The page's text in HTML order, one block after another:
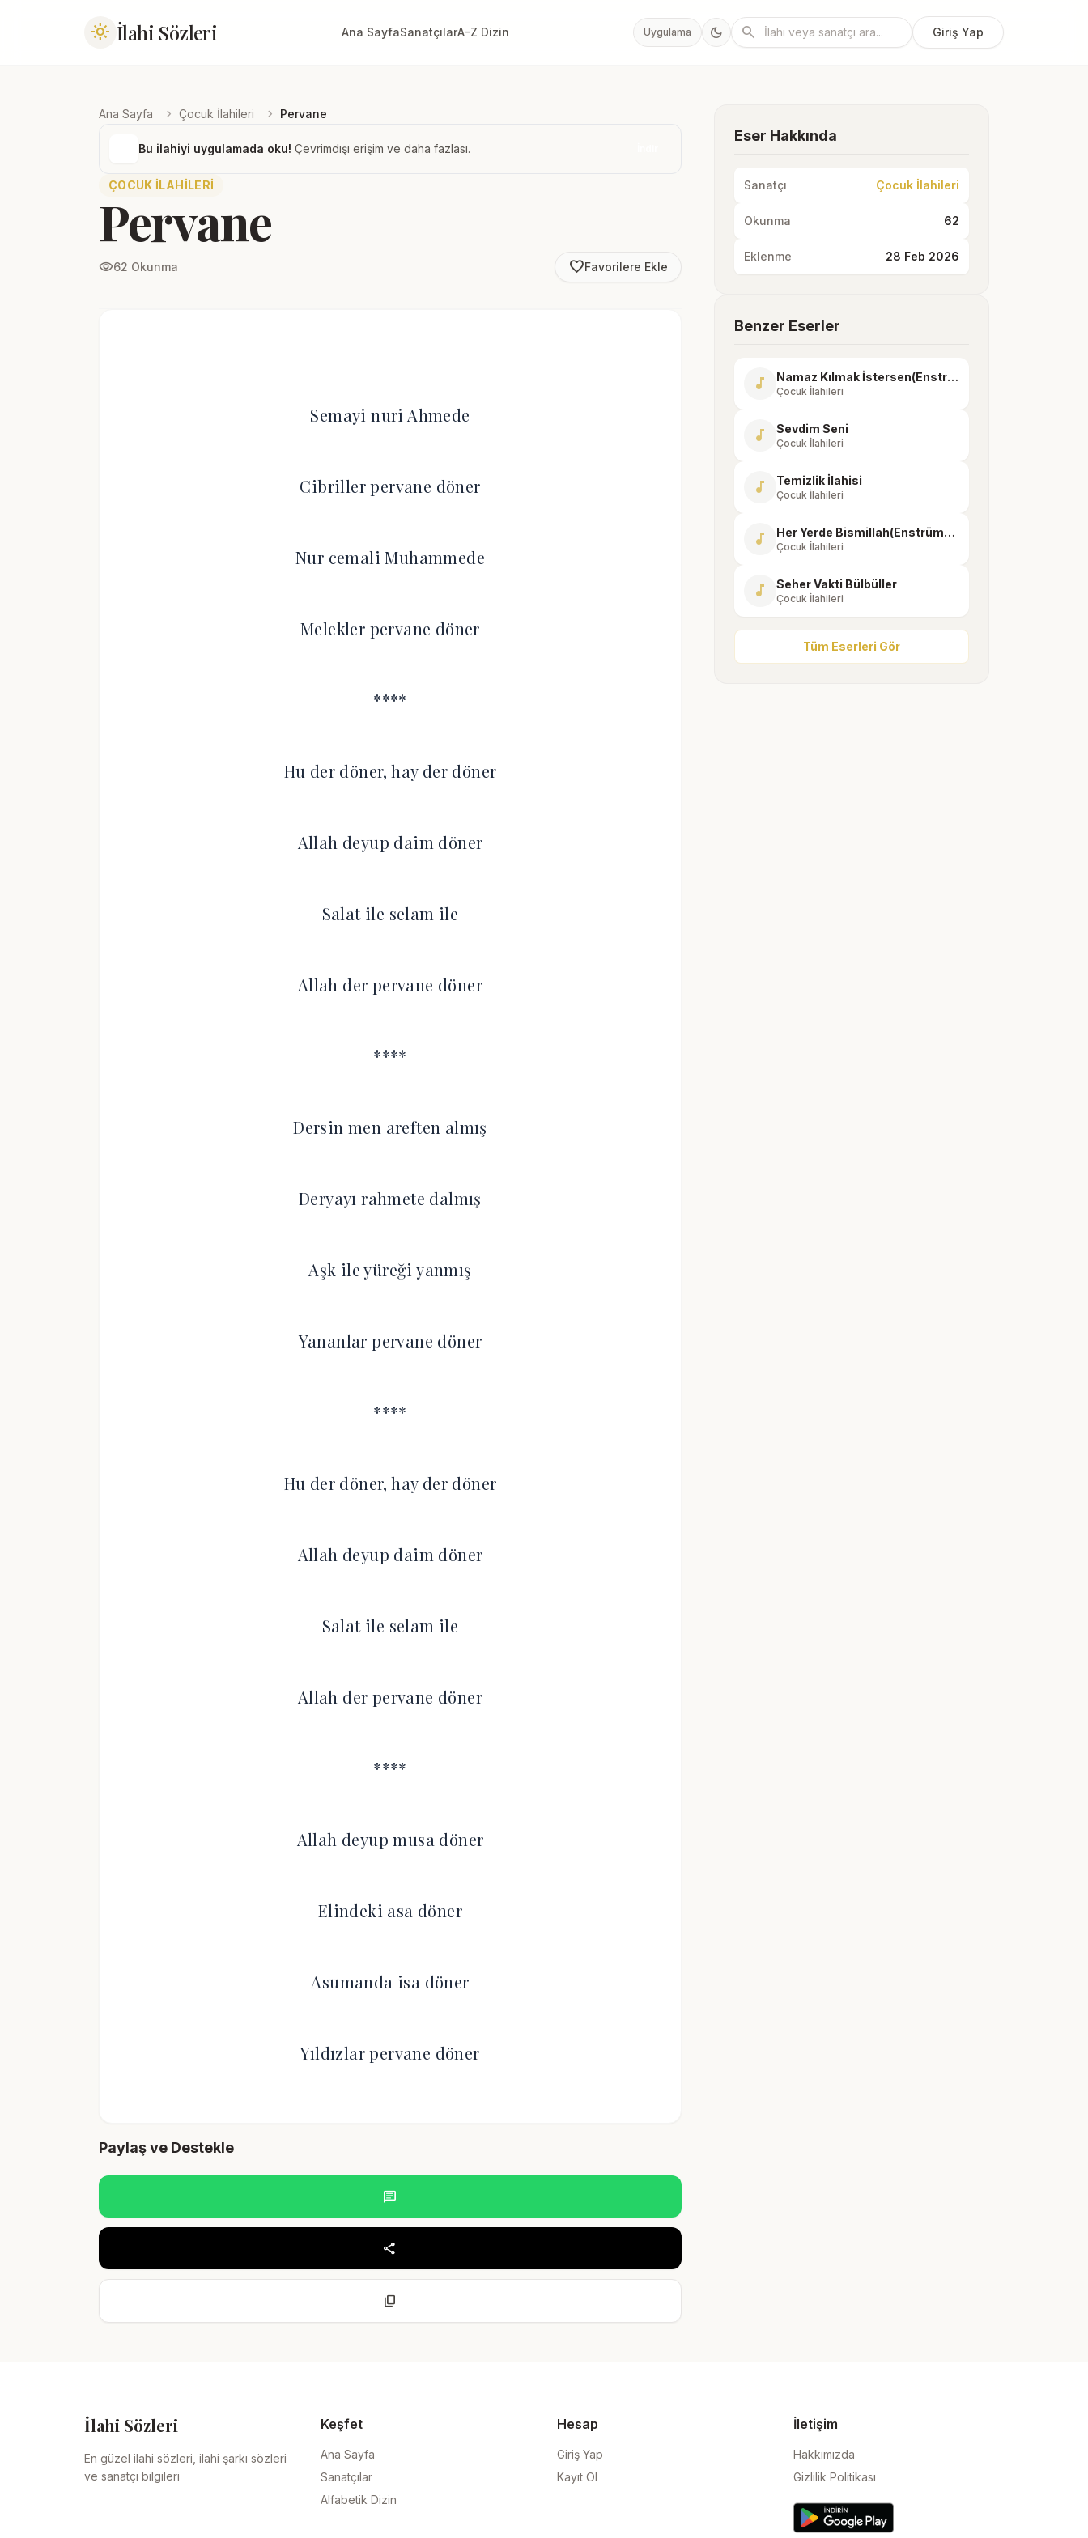
light_mode İlahi Sözleri Ana SayfaSanatçılarA-Z Dizin Uygulama dark_mode search Giriş Yap
Ana Sayfa chevron_right Çocuk İlahileri chevron_right Pervane
Bu ilahiyi uygulamada oku! Çevrimdışı erişim ve daha fazlası.
ÇOCUK İLAHILERI
Pervane
visibility62 Okunma favorite_borderFavorilere Ekle
Semayi nuri Ahmede
Cibriller pervane döner
Nur cemali Muhammede
Melekler pervane döner
****
Hu der döner, hay der döner
Allah deyup daim döner
Salat ile selam ile
Allah der pervane döner
****
Dersin men areften almış
Deryayı rahmete dalmış
Aşk ile yüreği yanmış
Yananlar pervane döner
****
Hu der döner, hay der döner
Allah deyup daim döner
Salat ile selam ile
Allah der pervane döner
****
Allah deyup musa döner
Elindeki asa döner
Asumanda isa döner
Yıldızlar pervane döner
Paylaş ve Destekle
chat
share
content_copy
Eser Hakkında
Sanatçı Çocuk İlahileri
Okunma 62
Eklenme 28 Feb 2026
Benzer Eserler
music_note Namaz Kılmak İstersen(Enstrümantal)
Çocuk İlahileri
music_note Sevdim Seni
Çocuk İlahileri
music_note Temizlik İlahisi
Çocuk İlahileri
music_note Her Yerde Bismillah(Enstrümantal)
Çocuk İlahileri
music_note Seher Vakti Bülbüller
Çocuk İlahileri
Tüm Eserleri Gör
İlahi Sözleri
En güzel ilahi sözleri, ilahi şarkı sözleri
ve sanatçı bilgileri
Keşfet
Ana Sayfa
Sanatçılar
Alfabetik Dizin
Hesap
Giriş Yap
Kayıt Ol
İletişim
Hakkımızda
Gizlilik Politikası